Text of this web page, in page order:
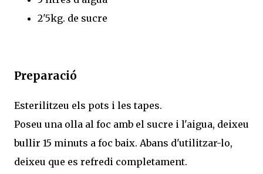
2'5kg. de sucre
Preparació
Esterilitzeu els pots i les tapes.
Poseu una olla al foc amb el sucre i l'aigua, deixeu
bullir 15 minuts a foc baix. Abans d'utilitzar-lo,
deixeu que es refredi completament.